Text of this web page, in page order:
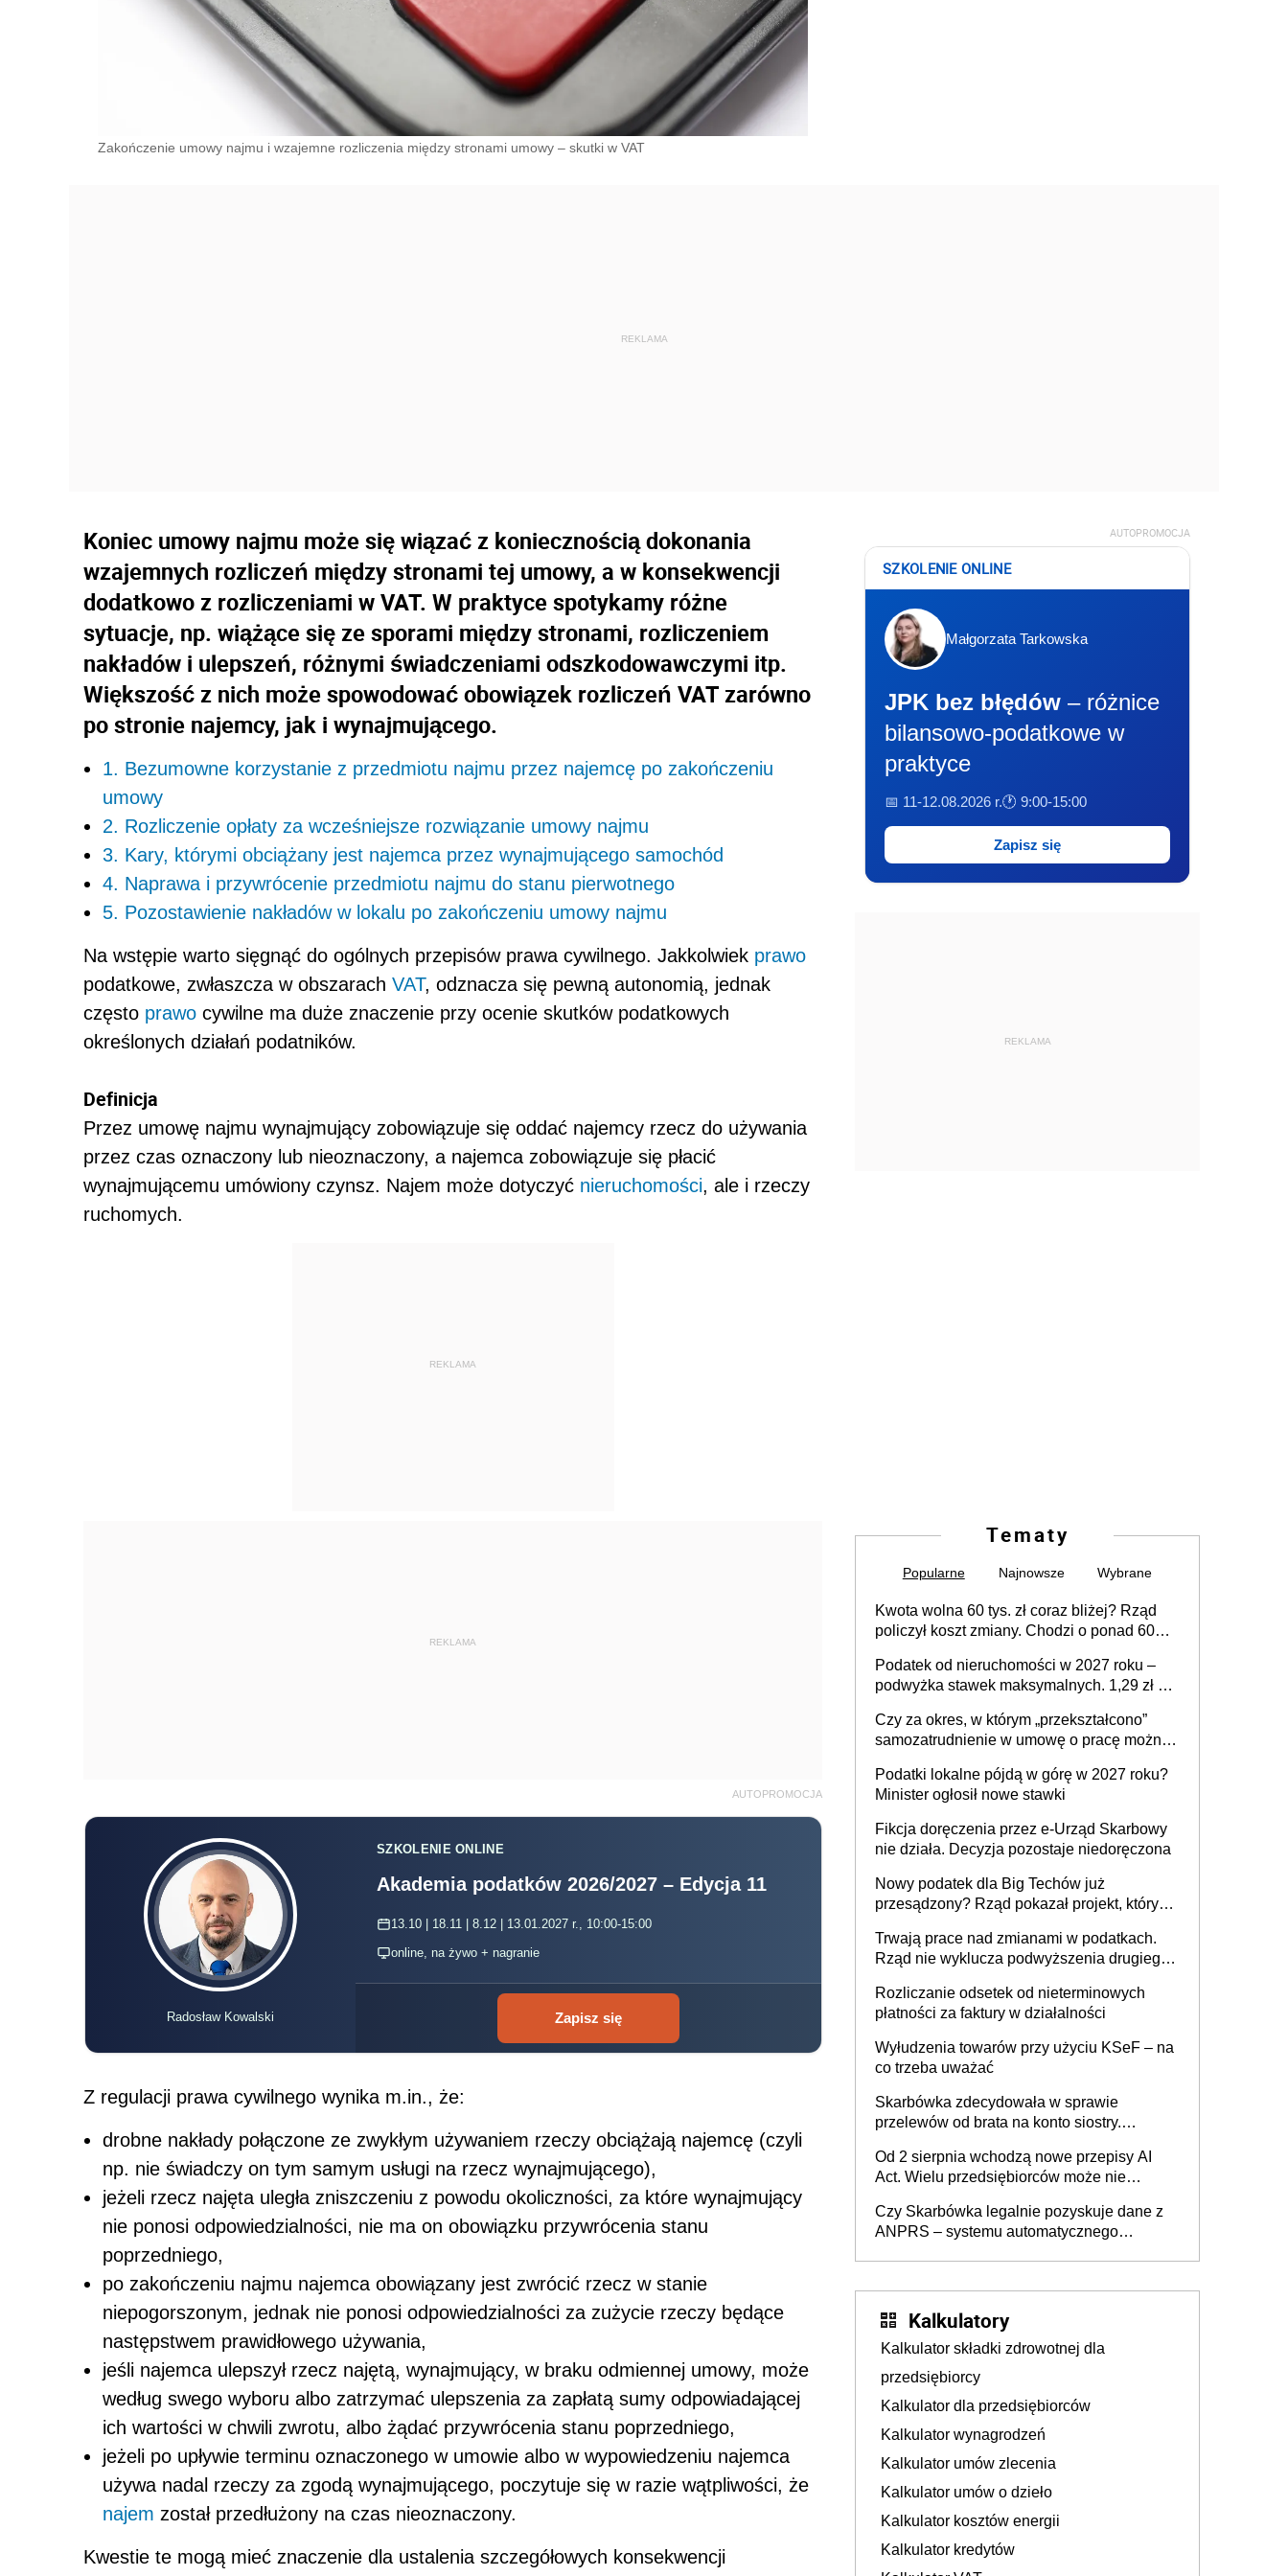
Zakończenie umowy najmu i wzajemne rozliczenia między stronami umowy – skutki w VAT
Koniec umowy najmu może się wiązać z koniecznością dokonania
wzajemnych rozliczeń między stronami tej umowy, a w konsekwencji
dodatkowo z rozliczeniami w VAT. W praktyce spotykamy różne
sytuacje, np. wiążące się ze sporami między stronami, rozliczeniem
nakładów i ulepszeń, różnymi świadczeniami odszkodowawczymi itp.
Większość z nich może spowodować obowiązek rozliczeń VAT zarówno
po stronie najemcy, jak i wynajmującego.
1. Bezumowne korzystanie z przedmiotu najmu przez najemcę po zakończeniu
umowy
2. Rozliczenie opłaty za wcześniejsze rozwiązanie umowy najmu
3. Kary, którymi obciążany jest najemca przez wynajmującego samochód
4. Naprawa i przywrócenie przedmiotu najmu do stanu pierwotnego
5. Pozostawienie nakładów w lokalu po zakończeniu umowy najmu
Na wstępie warto sięgnąć do ogólnych przepisów prawa cywilnego. Jakkolwiek prawo
podatkowe, zwłaszcza w obszarach VAT, odznacza się pewną autonomią, jednak
często prawo cywilne ma duże znaczenie przy ocenie skutków podatkowych
określonych działań podatników.
Definicja
Przez umowę najmu wynajmujący zobowiązuje się oddać najemcy rzecz do używania
przez czas oznaczony lub nieoznaczony, a najemca zobowiązuje się płacić
wynajmującemu umówiony czynsz. Najem może dotyczyć nieruchomości, ale i rzeczy
ruchomych.
REKLAMA
REKLAMA
AUTOPROMOCJA
Radosław Kowalski
SZKOLENIE ONLINE
Akademia podatków 2026/2027 – Edycja 11
13.10 | 18.11 | 8.12 | 13.01.2027 r., 10:00-15:00
online, na żywo + nagranie
Zapisz się
Z regulacji prawa cywilnego wynika m.in., że:
drobne nakłady połączone ze zwykłym używaniem rzeczy obciążają najemcę (czyli
np. nie świadczy on tym samym usługi na rzecz wynajmującego),
jeżeli rzecz najęta uległa zniszczeniu z powodu okoliczności, za które wynajmujący
nie ponosi odpowiedzialności, nie ma on obowiązku przywrócenia stanu
poprzedniego,
po zakończeniu najmu najemca obowiązany jest zwrócić rzecz w stanie
niepogorszonym, jednak nie ponosi odpowiedzialności za zużycie rzeczy będące
następstwem prawidłowego używania,
jeśli najemca ulepszył rzecz najętą, wynajmujący, w braku odmiennej umowy, może
według swego wyboru albo zatrzymać ulepszenia za zapłatą sumy odpowiadającej
ich wartości w chwili zwrotu, albo żądać przywrócenia stanu poprzedniego,
jeżeli po upływie terminu oznaczonego w umowie albo w wypowiedzeniu najemca
używa nadal rzeczy za zgodą wynajmującego, poczytuje się w razie wątpliwości, że
najem został przedłużony na czas nieoznaczony.
Kwestie te mogą mieć znaczenie dla ustalenia szczegółowych konsekwencji
AUTOPROMOCJA
SZKOLENIE ONLINE
Małgorzata Tarkowska
JPK bez błędów – różnice
bilansowo-podatkowe w
praktyce
📅 11-12.08.2026 r.🕐 9:00-15:00
Zapisz się
REKLAMA
Tematy
Popularne Najnowsze Wybrane
Kwota wolna 60 tys. zł coraz bliżej? Rząd
policzył koszt zmiany. Chodzi o ponad 60
Podatek od nieruchomości w 2027 roku –
podwyżka stawek maksymalnych. 1,29 zł za
budynków i lokali związanych z
prowadzeniem działalności gospodarczej
Czy za okres, w którym „przekształcono”
samozatrudnienie w umowę o pracę można
umowy cywilnoprawnej jedynym
racjonalnym wyjściem
Podatki lokalne pójdą w górę w 2027 roku?
Minister ogłosił nowe stawki
Fikcja doręczenia przez e-Urząd Skarbowy
nie działa. Decyzja pozostaje niedoręczona
Nowy podatek dla Big Techów już
przesądzony? Rząd pokazał projekt, który
Trwają prace nad zmianami w podatkach.
Rząd nie wyklucza podwyższenia drugiego
Rozliczanie odsetek od nieterminowych
płatności za faktury w działalności
Wyłudzenia towarów przy użyciu KSeF – na
co trzeba uważać
Skarbówka zdecydowała w sprawie
przelewów od brata na konto siostry.
darowizna, ale podatku jednak nie będzie
Od 2 sierpnia wchodzą nowe przepisy AI
Act. Wielu przedsiębiorców może nie
Czy Skarbówka legalnie pozyskuje dane z
ANPRS – systemu automatycznego
Kalkulatory
Kalkulator składki zdrowotnej dla
przedsiębiorcy
Kalkulator dla przedsiębiorców
Kalkulator wynagrodzeń
Kalkulator umów zlecenia
Kalkulator umów o dzieło
Kalkulator kosztów energii
Kalkulator kredytów